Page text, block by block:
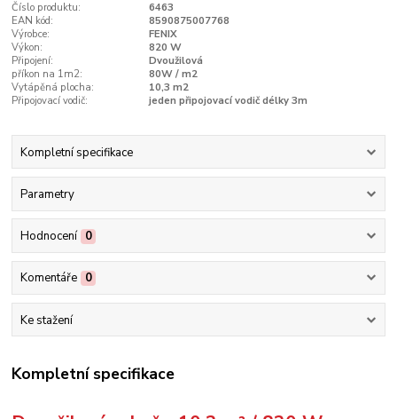
Číslo produktu:
6463
EAN kód:
8590875007768
Výrobce:
FENIX
Výkon:
820 W
Připojení:
Dvoužilová
příkon na 1m2:
80W / m2
Vytápěná plocha:
10,3 m2
Připojovací vodič:
jeden připojovací vodič délky 3m
Kompletní specifikace
Parametry
Hodnocení 0
Komentáře 0
Ke stažení
Kompletní specifikace